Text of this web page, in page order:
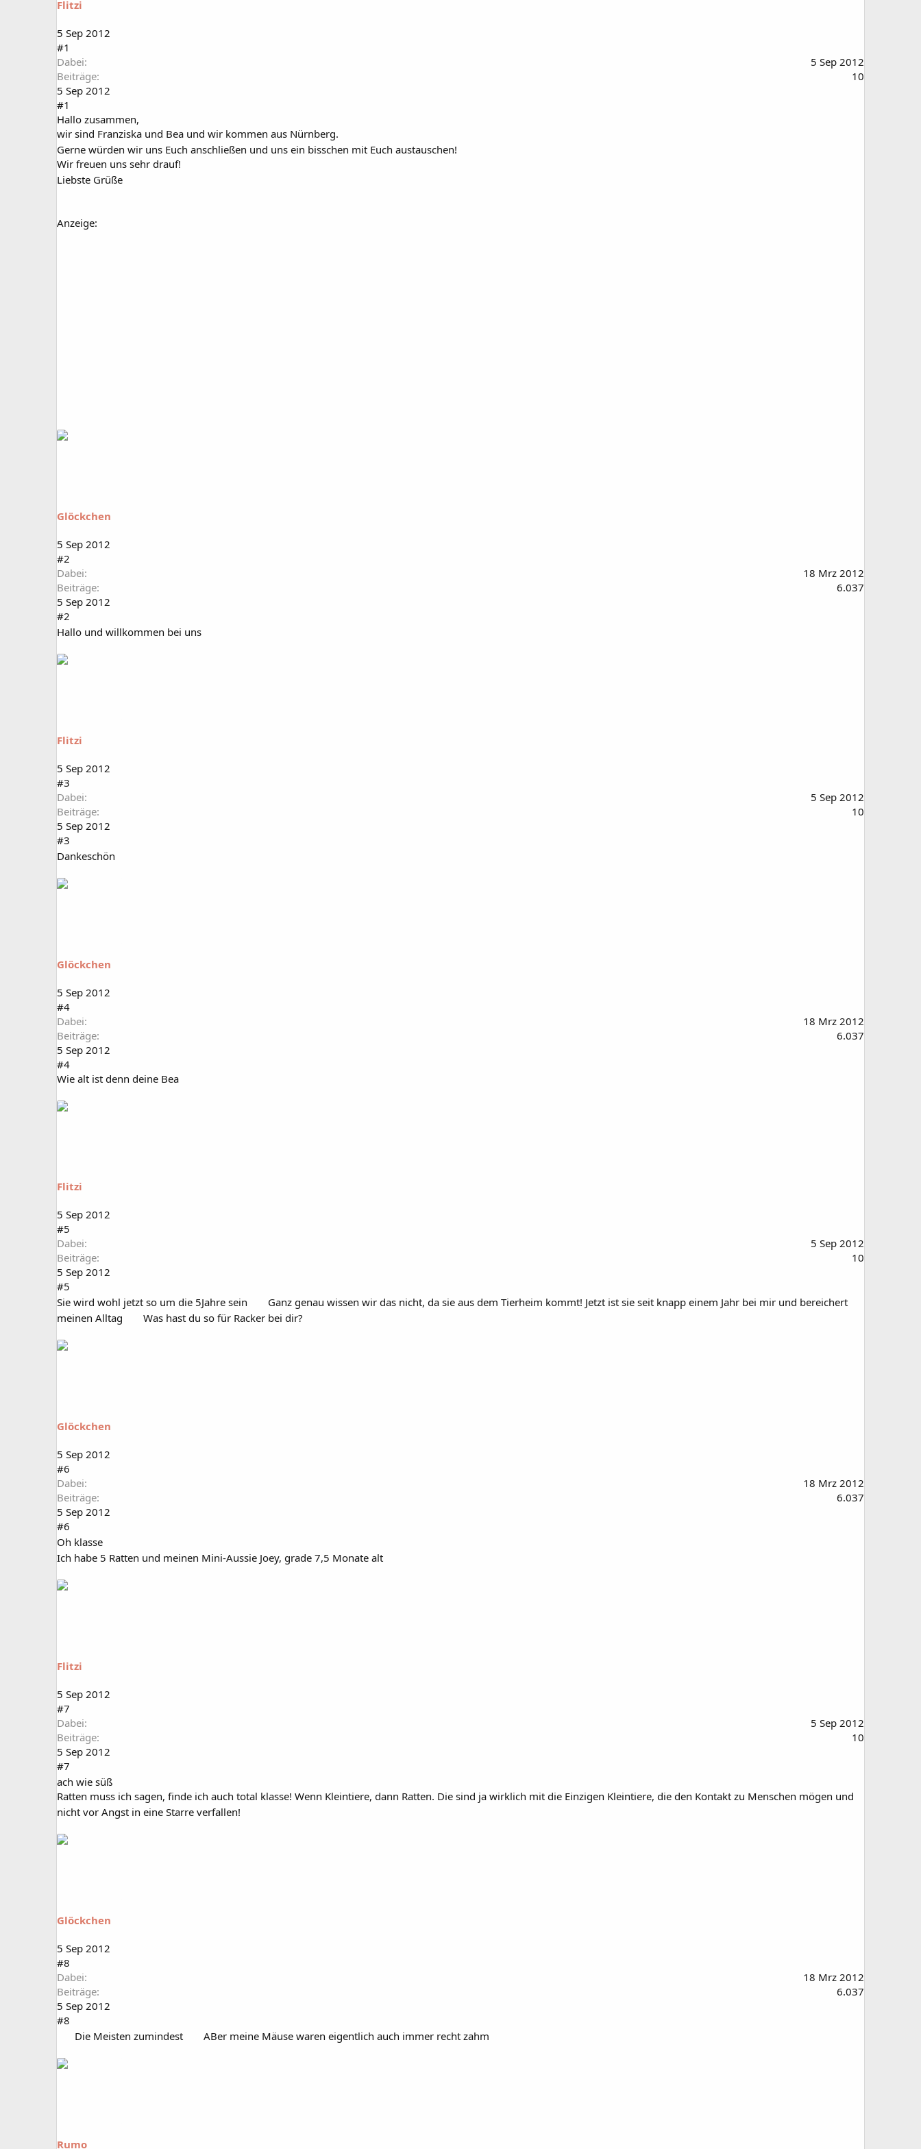
a
t
r
m
Flitzi
5 Sep 2012
#1
Dabei
5 Sep 2012
Beiträge
10
5 Sep 2012
#1
Hallo zusammen,
wir sind Franziska und Bea und wir kommen aus Nürnberg.
Gerne würden wir uns Euch anschließen und uns ein bisschen mit Euch austauschen!
Wir freuen uns sehr drauf!
Liebste Grüße
Anzeige:
Glöckchen
5 Sep 2012
#2
Dabei
18 Mrz 2012
Beiträge
6.037
5 Sep 2012
#2
Hallo und willkommen bei uns
Flitzi
5 Sep 2012
#3
Dabei
5 Sep 2012
Beiträge
10
5 Sep 2012
#3
Dankeschön
Glöckchen
5 Sep 2012
#4
Dabei
18 Mrz 2012
Beiträge
6.037
5 Sep 2012
#4
Wie alt ist denn deine Bea
Flitzi
5 Sep 2012
#5
Dabei
5 Sep 2012
Beiträge
10
5 Sep 2012
#5
Sie wird wohl jetzt so um die 5Jahre sein
Ganz genau wissen wir das nicht, da sie aus dem Tierheim kommt! Jetzt ist sie seit knapp einem Jahr bei mir und bereichert
meinen Alltag
Was hast du so für Racker bei dir?
Glöckchen
5 Sep 2012
#6
Dabei
18 Mrz 2012
Beiträge
6.037
5 Sep 2012
#6
Oh klasse
Ich habe 5 Ratten und meinen Mini-Aussie Joey, grade 7,5 Monate alt
Flitzi
5 Sep 2012
#7
Dabei
5 Sep 2012
Beiträge
10
5 Sep 2012
#7
ach wie süß
Ratten muss ich sagen, finde ich auch total klasse! Wenn Kleintiere, dann Ratten. Die sind ja wirklich mit die Einzigen Kleintiere, die den Kontakt zu Menschen mögen und
nicht vor Angst in eine Starre verfallen!
Glöckchen
5 Sep 2012
#8
Dabei
18 Mrz 2012
Beiträge
6.037
5 Sep 2012
#8
Die Meisten zumindest
ABer meine Mäuse waren eigentlich auch immer recht zahm
Rumo